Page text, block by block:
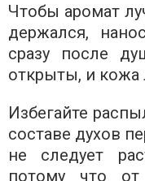
Чтобы аромат
держался,
сразу после
открыты, и кожа
Избегайте
составе духов
не следует
потому что от